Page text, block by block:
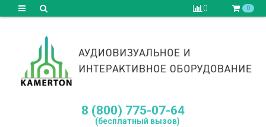
0 0
8 (800) 775-07-64
(бесплатный вызов)